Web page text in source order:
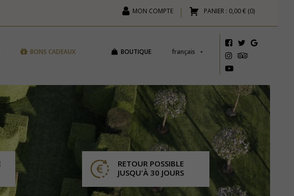
PANIER : 0,00 € (0)
MON COMPTE
français
BOUTIQUE
BONS CADEAUX
RETOUR POSSIBLE
JUSQU'À 30 JOURS